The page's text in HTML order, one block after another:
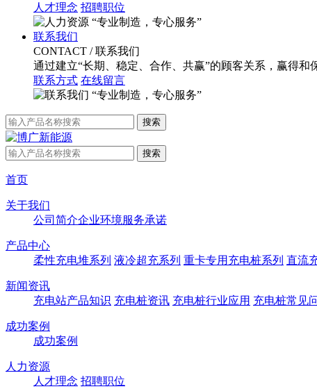
人才理念 招聘职位
“专业制造，专心服务”
联系我们
CONTACT / 联系我们
通过建立“长期、稳定、合作、共赢”的顾客关系，赢得
联系方式 在线留言
“专业制造，专心服务”
首页
关于我们
公司简介企业环境服务承诺
产品中心
柔性充电堆系列 液冷超充系列 重卡专用充电桩系列 直流
新闻资讯
充电站产品知识 充电桩资讯 充电桩行业应用 充电桩常见
成功案例
成功案例
人力资源
人才理念 招聘职位